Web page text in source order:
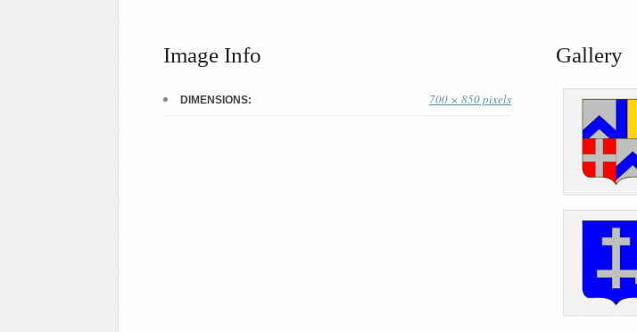
Image Info
DIMENSIONS: 700 × 850 pixels
Gallery